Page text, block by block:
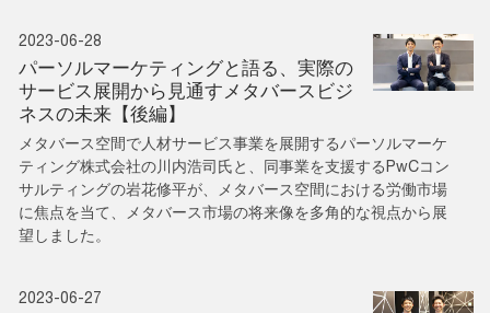
2023-06-28
パーソルマーケティングと語る、実際の
サービス展開から見通すメタバースビジ
ネスの未来【後編】
メタバース空間で人材サービス事業を展開するパーソルマーケ
ティング株式会社の川内浩司氏と、同事業を支援するPwCコン
サルティングの岩花修平が、メタバース空間における労働市場
に焦点を当て、メタバース市場の将来像を多角的な視点から展
望しました。
2023-06-27